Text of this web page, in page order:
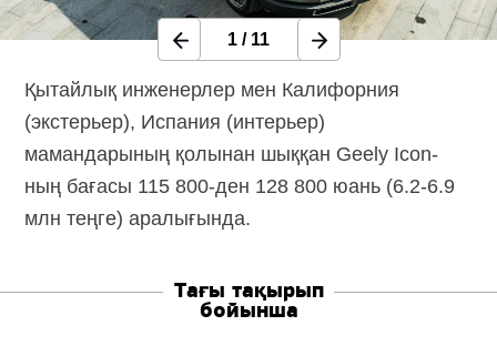
1 / 11
Қытайлық инженерлер мен Калифорния
(экстерьер), Испания (интерьер)
мамандарының қолынан шыққан Geely Icon-
ның бағасы 115 800-ден 128 800 юань (6.2-6.9
млн теңге) аралығында.
Тағы тақырып
бойынша